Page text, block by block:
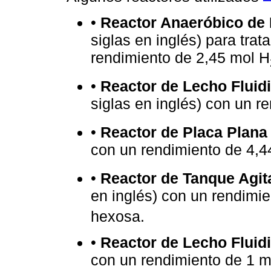
• Reactor Anaeróbico
siglas en inglés) para
rendimiento de 2,45 mol H
• Reactor de Lecho
siglas en inglés) con un
• Reactor de Placa Plana
con un rendimiento de
• Reactor de Tanque
en inglés) con un
hexosa.
• Reactor de Lecho
con un rendimiento de 1